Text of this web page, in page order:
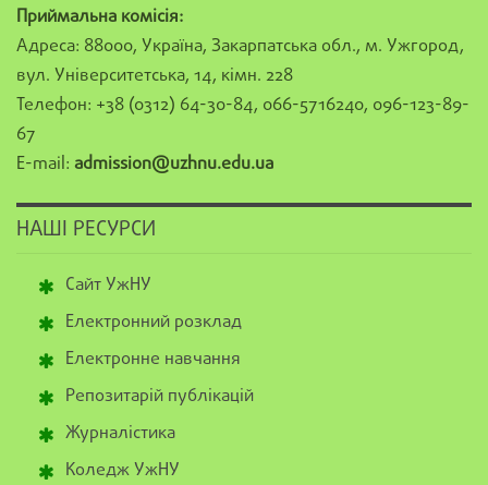
Приймальна комісія:
Адреса: 88000, Україна, Закарпатська обл., м. Ужгород,
вул. Університетська, 14, кімн. 228
Телефон: +38 (0312) 64-30-84, 066-5716240, 096-123-89-
67
E-mail: admission@uzhnu.edu.ua
НАШІ РЕСУРСИ
Сайт УжНУ
Електронний розклад
Електронне навчання
Репозитарій публікацій
Журналістика
Коледж УжНУ